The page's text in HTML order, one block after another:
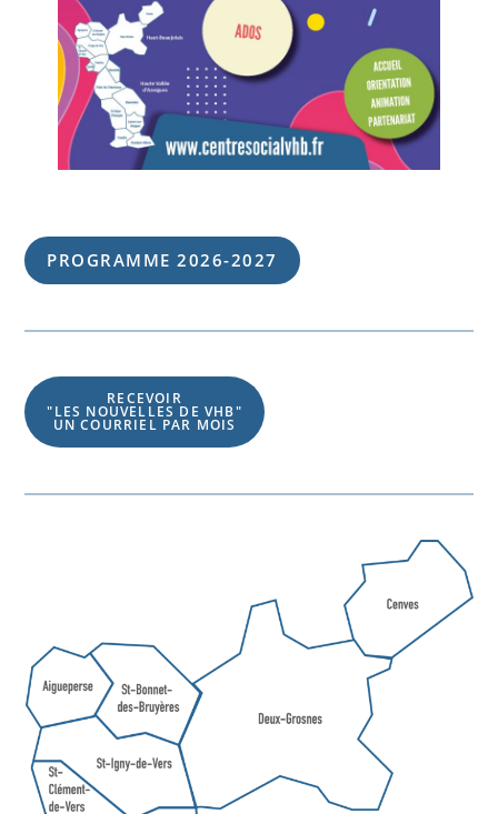
PROGRAMME 2026-2027
RECEVOIR
"LES NOUVELLES DE VHB"
UN COURRIEL PAR MOIS